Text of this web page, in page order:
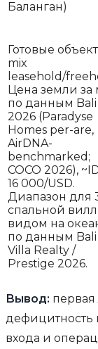
Баланган)
Готовые
mix
leasehold/
Цена земли за
по данным Bali
2026 (Paradyse
Homes per-are,
AirDNA-
benchmarked;
COCO 2026),
16 000/USD.
Диапазон для
спальной
видом на
по данным Bali
Villa Realty /
Prestige 2026.
Вывод:
дефицитность
входа и